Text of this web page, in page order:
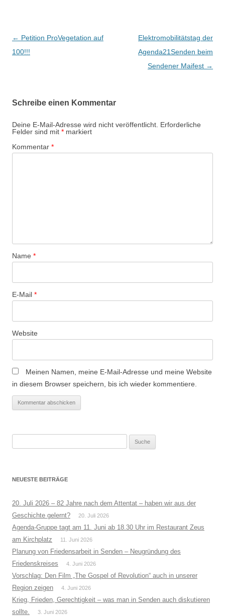
B
e
a
g
s
-
i
n
← Petition ProVegetation auf
100!!!
Elektromobilitätstag der
Agenda21Senden beim
Sendener Maifest →
Schreibe einen Kommentar
Deine E-Mail-Adresse wird nicht veröffentlicht. Erforderliche
Felder sind mit * markiert
Kommentar *
Name *
E-Mail *
Website
Meinen Namen, meine E-Mail-Adresse und meine Website
in diesem Browser speichern, bis ich wieder kommentiere.
NEUESTE BEITRÄGE
20. Juli 2026 – 82 Jahre nach dem Attentat – haben wir aus der
Geschichte gelernt?
20. Juli 2026
Agenda-Gruppe tagt am 11. Juni ab 18.30 Uhr im Restaurant Zeus
am Kirchplatz
11. Juni 2026
Planung von Friedensarbeit in Senden – Neugründung des
Friedenskreises
4. Juni 2026
Vorschlag: Den Film „The Gospel of Revolution“ auch in unserer
Region zeigen
4. Juni 2026
Krieg, Frieden, Gerechtigkeit – was man in Senden auch diskutieren
sollte.
3. Juni 2026